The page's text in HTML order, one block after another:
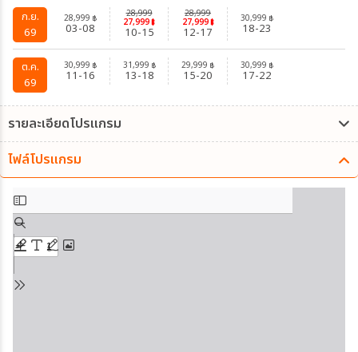
ก.ย.
69
28,999 ฿
03-08
28,999
27,999฿
10-15
28,999
27,999฿
12-17
30,999 ฿
18-23
ต.ค.
69
30,999 ฿
11-16
31,999 ฿
13-18
29,999 ฿
15-20
30,999 ฿
17-22
รายละเอียดโปรแกรม
ไฟล์โปรแกรม